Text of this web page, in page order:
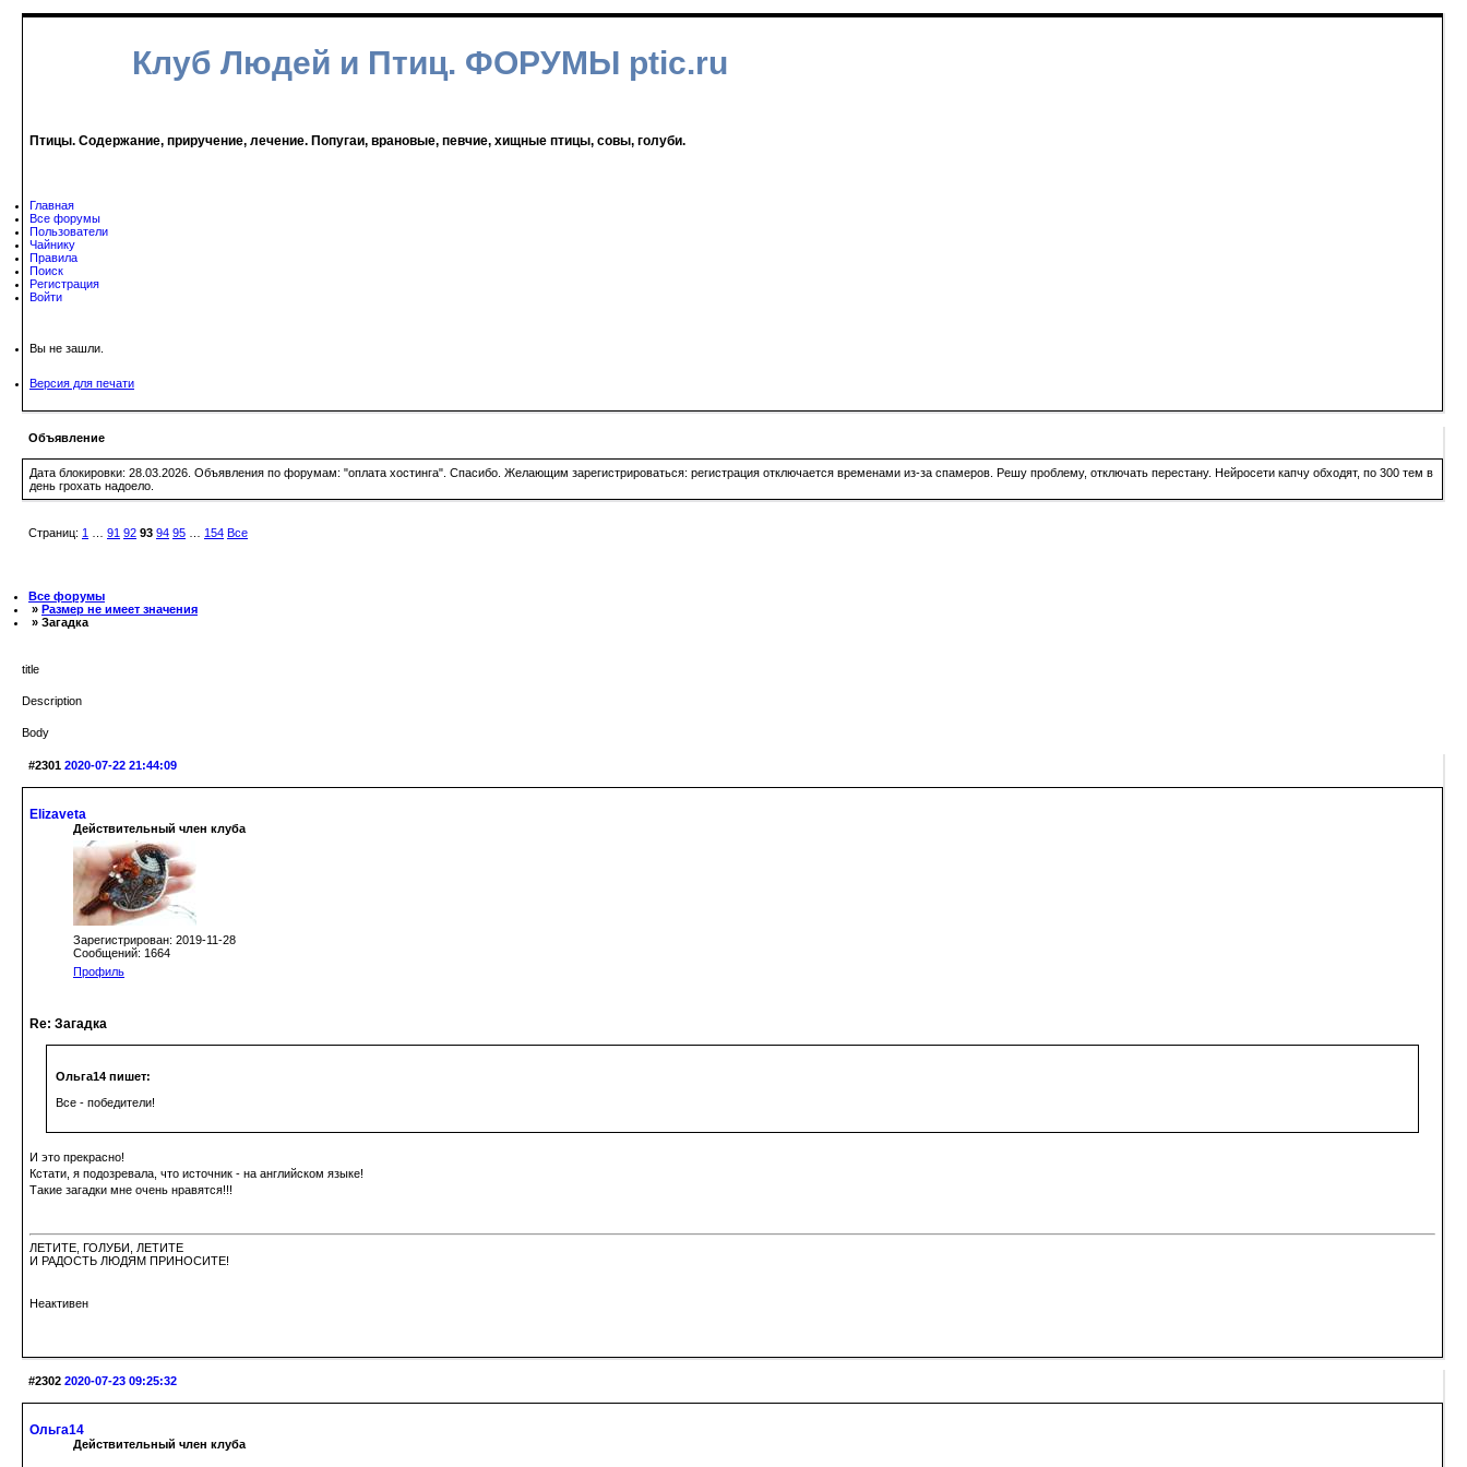
Клуб Людей и Птиц. ФОРУМЫ ptic.ru
Птицы. Содержание, приручение, лечение. Попугаи, врановые, певчие, хищные птицы, совы, голуби.
Главная
Все форумы
Пользователи
Чайнику
Правила
Поиск
Регистрация
Войти
Вы не зашли.
Версия для печати
Объявление
Дата блокировки: 28.03.2026. Объявления по форумам: "оплата хостинга". Спасибо. Желающим зарегистрироваться: регистрация отключается временами из-за спамеров. Решу проблему, отключать перестану. Нейросети капчу обходят, по 300 тем в
день грохать надоело.
Страниц: 1 … 91 92 93 94 95 … 154 Все
Все форумы
» Размер не имеет значения
» Загадка
title
Description
Body
#2301 2020-07-22 21:44:09
Elizaveta
Действительный член клуба
Зарегистрирован: 2019-11-28
Сообщений: 1664
Профиль
Re: Загадка
Ольга14 пишет:
Все - победители!
И это прекрасно!
Кстати, я подозревала, что источник - на английском языке!
Такие загадки мне очень нравятся!!!
ЛЕТИТЕ, ГОЛУБИ, ЛЕТИТЕ
И РАДОСТЬ ЛЮДЯМ ПРИНОСИТЕ!
Неактивен
#2302 2020-07-23 09:25:32
Ольга14
Действительный член клуба